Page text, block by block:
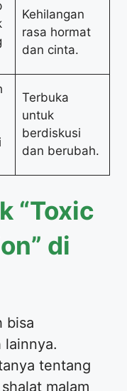
Kehilangan
rasa hormat
dan cinta.
Terbuka
untuk
berdiskusi
dan berubah.
“Toxic
di
bisa
lainnya.
tentang
malam